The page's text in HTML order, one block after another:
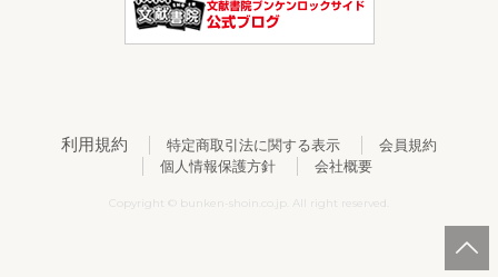
利用規約 特定商取引法に関する表示
会員規約
個人情報保護方針
会社概要
Copyright © bunken-shoin.co.jp. All right reserved.